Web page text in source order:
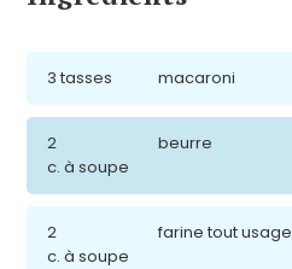
3 tasses macaroni
2
c. à soupe
beurre
2
c. à soupe
farine tout usage